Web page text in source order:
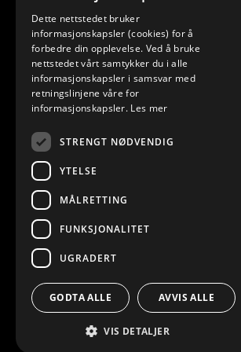
GULV- OG
ELEKTRISKE
Dette nettstedet bruker
informasjonskapsler (cookies) for å
forbedre din opplevelse. Ved å bruke
nettstedet vårt samtykker du i alle
informasjonskapsler i samsvar med
retningslinjene våre for
informasjonskapsler. Les mer
STRENGT NØDVENDIG
YTELSE
MÅLRETTING
FUNKSJONALITET
UGRADERT
GODTA ALLE AVVIS ALLE
VIS DETALJER